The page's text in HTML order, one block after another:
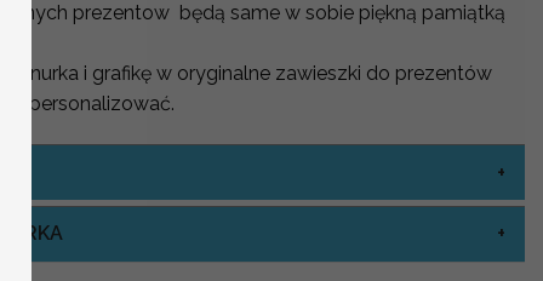
prezentow będą same w sobie piękną pamiątką
sznurka i grafikę w oryginalne zawieszki do prezentów
i personalizować.